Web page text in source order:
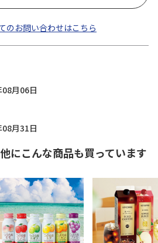
のお問い合わせはこちら
月06日
月31日
にこんな商品も買っています